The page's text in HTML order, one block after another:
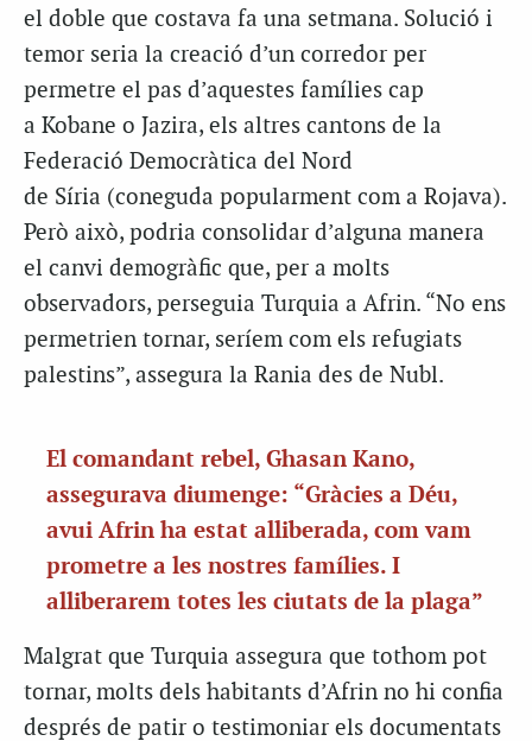
el doble que costava fa una setmana. Solució i
temor seria la creació d’un corredor per
permetre el pas d’aquestes famílies cap
a Kobane o Jazira, els altres cantons de la
Federació Democràtica del Nord
de Síria (coneguda popularment com a Rojava).
Però això, podria consolidar d’alguna manera
el canvi demogràfic que, per a molts
observadors, perseguia Turquia a Afrin. “No ens
permetrien tornar, seríem com els refugiats
palestins”, assegura la Rania des de Nubl.
El comandant rebel, Ghasan Kano,
assegurava diumenge: “Gràcies a Déu,
avui Afrin ha estat alliberada, com vam
prometre a les nostres famílies. I
alliberarem totes les ciutats de la plaga”
Malgrat que Turquia assegura que tothom pot
tornar, molts dels habitants d’Afrin no hi confia
després de patir o testimoniar els documentats